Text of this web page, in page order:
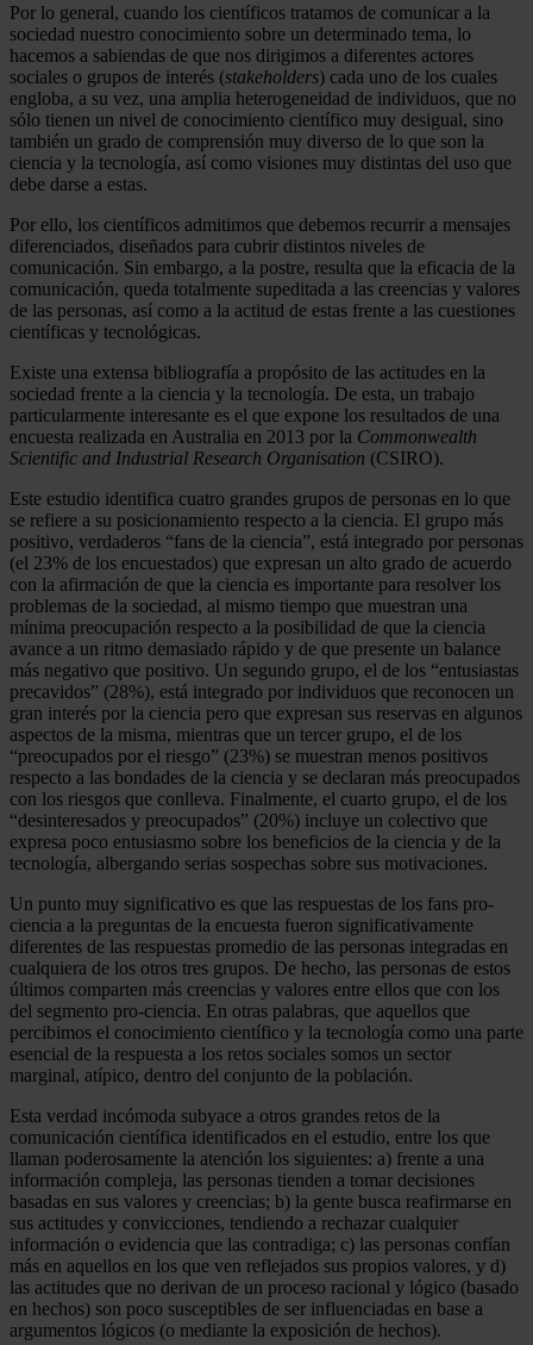
Por lo general, cuando los científicos tratamos de comunicar a la
sociedad nuestro conocimiento sobre un determinado tema, lo
hacemos a sabiendas de que nos dirigimos a diferentes actores
sociales o grupos de interés (stakeholders) cada uno de los cuales
engloba, a su vez, una amplia heterogeneidad de individuos, que no
sólo tienen un nivel de conocimiento científico muy desigual, sino
también un grado de comprensión muy diverso de lo que son la
ciencia y la tecnología, así como visiones muy distintas del uso que
debe darse a estas.
Por ello, los científicos admitimos que debemos recurrir a mensajes
diferenciados, diseñados para cubrir distintos niveles de
comunicación. Sin embargo, a la postre, resulta que la eficacia de la
comunicación, queda totalmente supeditada a las creencias y valores
de las personas, así como a la actitud de estas frente a las cuestiones
científicas y tecnológicas.
Existe una extensa bibliografía a propósito de las actitudes en la
sociedad frente a la ciencia y la tecnología. De esta, un trabajo
particularmente interesante es el que expone los resultados de una
encuesta realizada en Australia en 2013 por la Commonwealth
Scientific and Industrial Research Organisation (CSIRO).
Este estudio identifica cuatro grandes grupos de personas en lo que
se refiere a su posicionamiento respecto a la ciencia. El grupo más
positivo, verdaderos “fans de la ciencia”, está integrado por personas
(el 23% de los encuestados) que expresan un alto grado de acuerdo
con la afirmación de que la ciencia es importante para resolver los
problemas de la sociedad, al mismo tiempo que muestran una
mínima preocupación respecto a la posibilidad de que la ciencia
avance a un ritmo demasiado rápido y de que presente un balance
más negativo que positivo. Un segundo grupo, el de los “entusiastas
precavidos” (28%), está integrado por individuos que reconocen un
gran interés por la ciencia pero que expresan sus reservas en algunos
aspectos de la misma, mientras que un tercer grupo, el de los
“preocupados por el riesgo” (23%) se muestran menos positivos
respecto a las bondades de la ciencia y se declaran más preocupados
con los riesgos que conlleva. Finalmente, el cuarto grupo, el de los
“desinteresados y preocupados” (20%) incluye un colectivo que
expresa poco entusiasmo sobre los beneficios de la ciencia y de la
tecnología, albergando serias sospechas sobre sus motivaciones.
Un punto muy significativo es que las respuestas de los fans pro-
ciencia a la preguntas de la encuesta fueron significativamente
diferentes de las respuestas promedio de las personas integradas en
cualquiera de los otros tres grupos. De hecho, las personas de estos
últimos comparten más creencias y valores entre ellos que con los
del segmento pro-ciencia. En otras palabras, que aquellos que
percibimos el conocimiento científico y la tecnología como una parte
esencial de la respuesta a los retos sociales somos un sector
marginal, atípico, dentro del conjunto de la población.
Esta verdad incómoda subyace a otros grandes retos de la
comunicación científica identificados en el estudio, entre los que
llaman poderosamente la atención los siguientes: a) frente a una
información compleja, las personas tienden a tomar decisiones
basadas en sus valores y creencias; b) la gente busca reafirmarse en
sus actitudes y convicciones, tendiendo a rechazar cualquier
información o evidencia que las contradiga; c) las personas confían
más en aquellos en los que ven reflejados sus propios valores, y d)
las actitudes que no derivan de un proceso racional y lógico (basado
en hechos) son poco susceptibles de ser influenciadas en base a
argumentos lógicos (o mediante la exposición de hechos).